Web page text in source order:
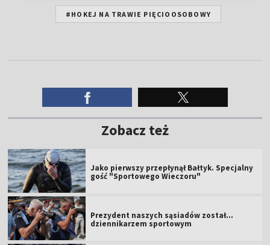
#HOKEJ NA TRAWIE PIĘCIOOSOBOWY
Zobacz też
Jako pierwszy przepłynął Bałtyk. Specjalny
gość "Sportowego Wieczoru"
Prezydent naszych sąsiadów został...
dziennikarzem sportowym